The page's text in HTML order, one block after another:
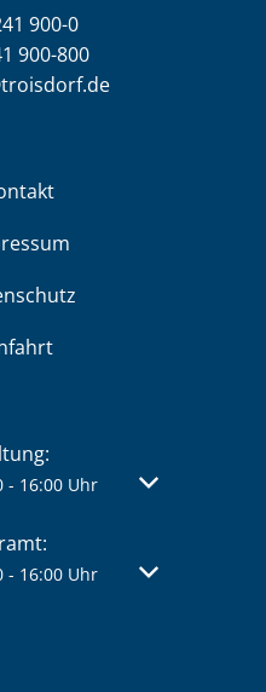
900-0
900-800
Öffnungs- oder
- 16:00 Uhr Von 13:30 bis
Öffnungs- oder
- 16:00 Uhr Von 13:30 bis